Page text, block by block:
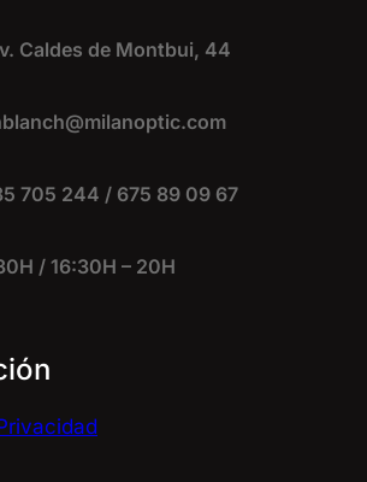
Caldes de Montbui, 44
705 244 / 675 89 09 67
/ 16:30H – 20H